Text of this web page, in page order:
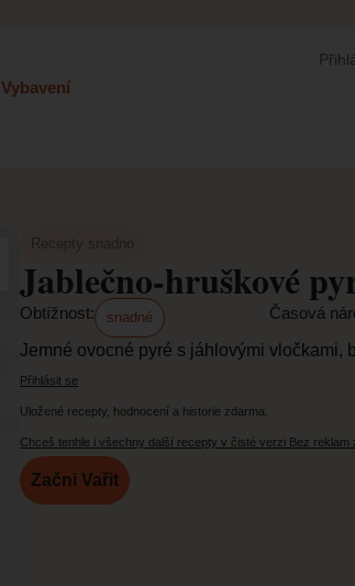
Vybavení
Recepty snadno
Jablečno-hruškové
Obtížnost: snadné Časová
Jemné ovocné pyré s jáhlovými vločkami,
Přihlásit se
Uložené recepty, hodnocení a historie zdarma.
Chceš tenhle i všechny další recepty v čisté verzi Bez reklam
Začni Vařit